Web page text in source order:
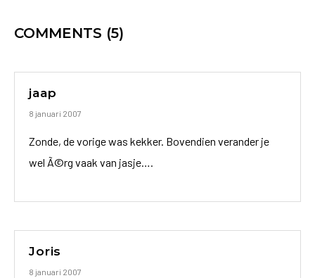
COMMENTS (5)
jaap
8 januari 2007
Zonde, de vorige was kekker. Bovendien verander je
wel Ã©rg vaak van jasje….
Joris
8 januari 2007